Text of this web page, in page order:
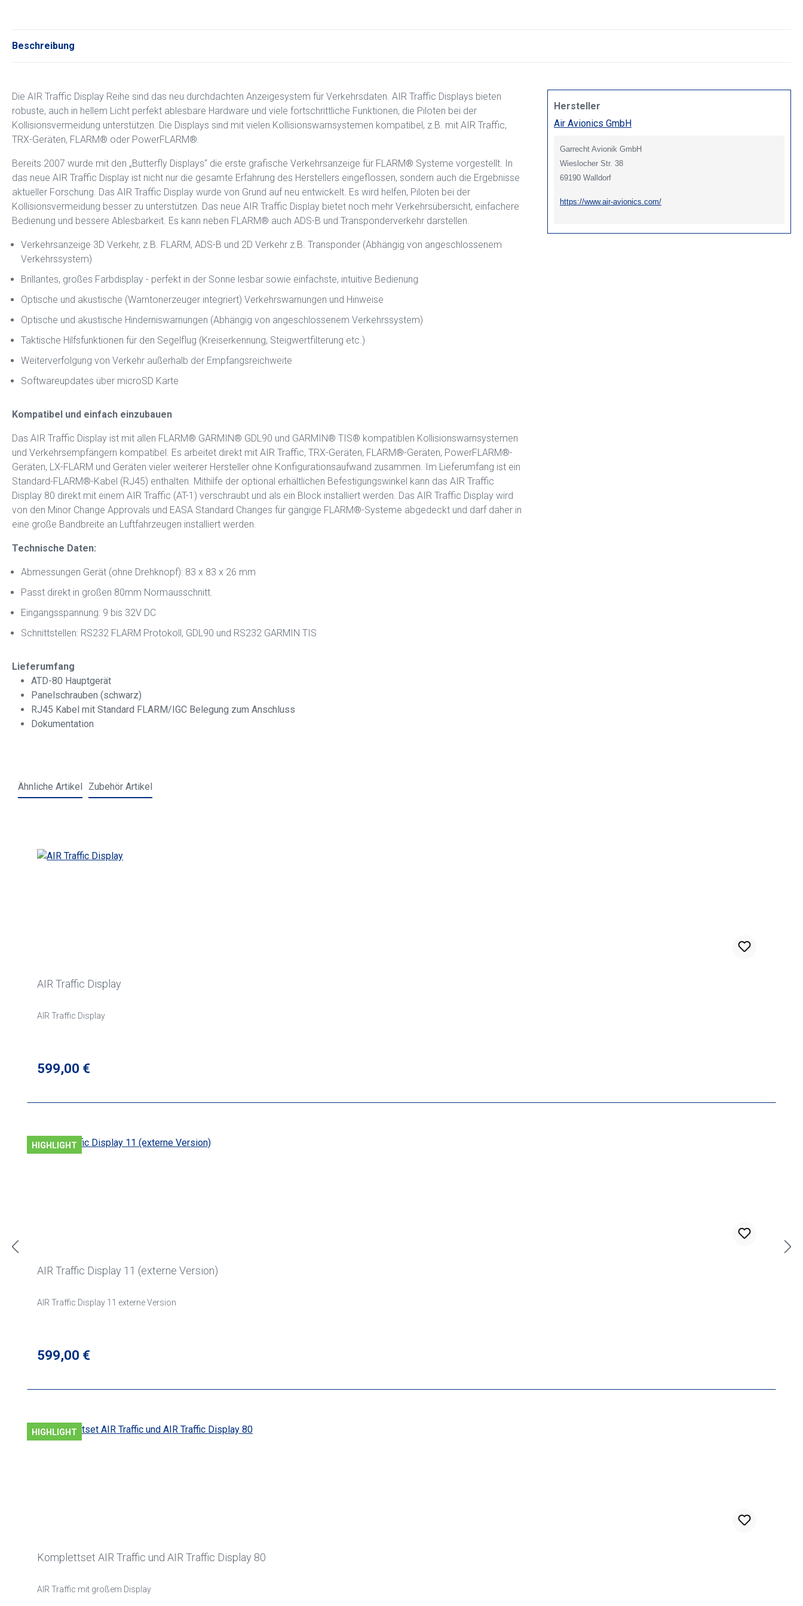
Beschreibung
Die AIR Traffic Display Reihe sind das neu durchdachten Anzeigesystem für Verkehrsdaten. AIR Traffic Displays bieten
robuste, auch in hellem Licht perfekt ablesbare Hardware und viele fortschrittliche Funktionen, die Piloten bei der
Kollisionsvermeidung unterstützen. Die Displays sind mit vielen Kollisionswarnsystemen kompatibel, z.B. mit AIR Traffic,
TRX-Geräten, FLARM® oder PowerFLARM®.
Bereits 2007 wurde mit den „Butterfly Displays“ die erste grafische Verkehrsanzeige für FLARM® Systeme vorgestellt. In
das neue AIR Traffic Display ist nicht nur die gesamte Erfahrung des Herstellers eingeflossen, sondern auch die Ergebnisse
aktueller Forschung. Das AIR Traffic Display wurde von Grund auf neu entwickelt. Es wird helfen, Piloten bei der
Kollisionsvermeidung besser zu unterstützen. Das neue AIR Traffic Display bietet noch mehr Verkehrsübersicht, einfachere
Bedienung und bessere Ablesbarkeit. Es kann neben FLARM® auch ADS-B und Transponderverkehr darstellen.
Verkehrsanzeige 3D Verkehr, z.B. FLARM, ADS-B und 2D Verkehr z.B. Transponder (Abhängig von angeschlossenem
Verkehrssystem)
Brillantes, großes Farbdisplay - perfekt in der Sonne lesbar sowie einfachste, intuitive Bedienung
Optische und akustische (Warntonerzeuger integriert) Verkehrswarnungen und Hinweise
Optische und akustische Hinderniswarnungen (Abhängig von angeschlossenem Verkehrssystem)
Taktische Hilfsfunktionen für den Segelflug (Kreiserkennung, Steigwertfilterung etc.)
Weiterverfolgung von Verkehr außerhalb der Empfangsreichweite
Softwareupdates über microSD Karte
Kompatibel und einfach einzubauen
Das AIR Traffic Display ist mit allen FLARM® GARMIN® GDL90 und GARMIN® TIS® kompatiblen Kollisionswarnsystemen
und Verkehrsempfängern kompatibel. Es arbeitet direkt mit AIR Traffic, TRX-Geräten, FLARM®-Geräten, PowerFLARM®-
Geräten, LX-FLARM und Geräten vieler weiterer Hersteller ohne Konfigurationsaufwand zusammen. Im Lieferumfang ist ein
Standard-FLARM®-Kabel (RJ45) enthalten. Mithilfe der optional erhältlichen Befestigungswinkel kann das AIR Traffic
Display 80 direkt mit einem AIR Traffic (AT-1) verschraubt und als ein Block installiert werden. Das AIR Traffic Display wird
von den Minor Change Approvals und EASA Standard Changes für gängige FLARM®-Systeme abgedeckt und darf daher in
eine große Bandbreite an Luftfahrzeugen installiert werden.
Technische Daten:
Abmessungen Gerät (ohne Drehknopf): 83 x 83 x 26 mm
Passt direkt in großen 80mm Normausschnitt.
Eingangsspannung: 9 bis 32V DC
Schnittstellen: RS232 FLARM Protokoll, GDL90 und RS232 GARMIN TIS
Lieferumfang
ATD-80 Hauptgerät
Panelschrauben (schwarz)
RJ45 Kabel mit Standard FLARM/IGC Belegung zum Anschluss
Dokumentation
Hersteller
Air Avionics GmbH
Garrecht Avionik GmbH
Wieslocher Str. 38
69190 Walldorf
https://www.air-avionics.com/
Ähnliche Artikel Zubehör Artikel
AIR Traffic Display
AIR Traffic Display
Regulärer Preis:
599,00 €
HIGHLIGHT
AIR Traffic Display 11 (externe Version)
AIR Traffic Display 11 externe Version
Regulärer Preis:
599,00 €
HIGHLIGHT
Komplettset AIR Traffic und AIR Traffic Display 80
AIR Traffic mit großem Display